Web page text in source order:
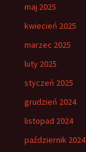
maj 2025
kwiecień 2025
marzec 2025
luty 2025
styczeń 2025
grudzień 2024
listopad 2024
październik 2024